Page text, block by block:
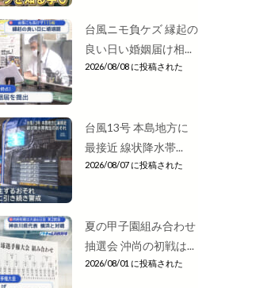
台風ニモ負ケズ 縁起の
良い日い婚姻届け相...
2026/08/08 に投稿された
台風13号 本島地方に
最接近 線状降水帯...
2026/08/07 に投稿された
夏の甲子園組み合わせ
抽選会 沖尚の初戦は...
2026/08/01 に投稿された